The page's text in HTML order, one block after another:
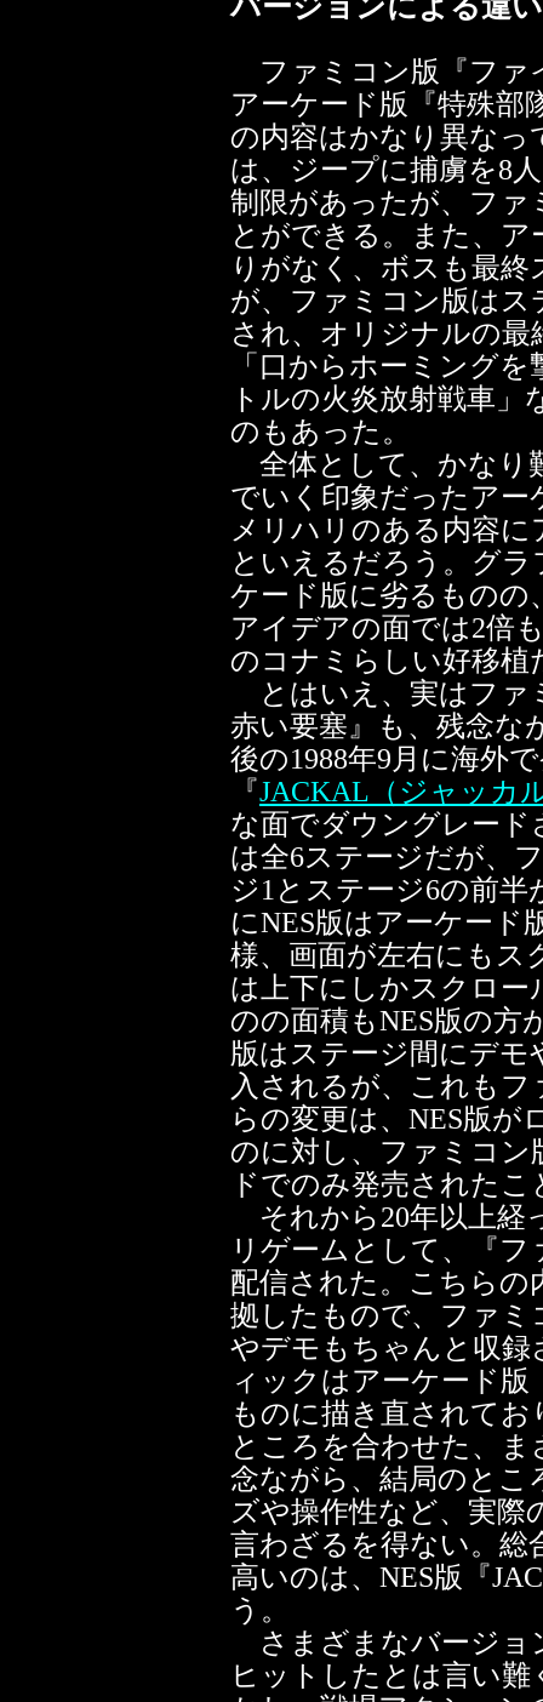
バージョンによる違い
ファミコン版『ファ
アーケード版『特殊部
の内容はかなり異なっ
は、ジープに捕虜を8
制限があったが、ファ
とができる。また、
りがなく、ボスも最
が、ファミコン版は
され、オリジナルの
「口からホーミング
トルの火炎放射戦車
のもあった。
全体として、かなり
でいく印象だったアー
メリハリのある内容
といえるだろう。グ
ケード版に劣るものの
アイデアの面では2倍
のコナミらしい好移植
とはいえ、実はファ
赤い要塞』も、残念な
後の1988年9月に海外
『JACKAL（ジャッカ
な面でダウングレード
は全6ステージだが、
ジ1とステージ6の前
にNES版はアーケード
様、画面が左右にもス
は上下にしかスクロ
のの面積もNES版の方
版はステージ間にデ
入されるが、これも
らの変更は、NES版
のに対し、ファミコ
ドでのみ発売されたこ
それから20年以上経
リゲームとして、『
配信された。こちらの
拠したもので、ファ
やデモもちゃんと収
ィックはアーケード
ものに描き直されて
ところを合わせた、
念ながら、結局のとこ
ズや操作性など、実
言わざるを得ない。総
高いのは、NES版『
う。
さまざまなバージョ
ヒットしたとは言い